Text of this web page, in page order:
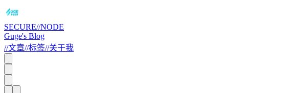
SECURE//NODE
Guge's Blog
//文章//标签//关于我